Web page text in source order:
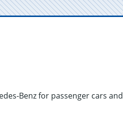
Benz for passenger cars and